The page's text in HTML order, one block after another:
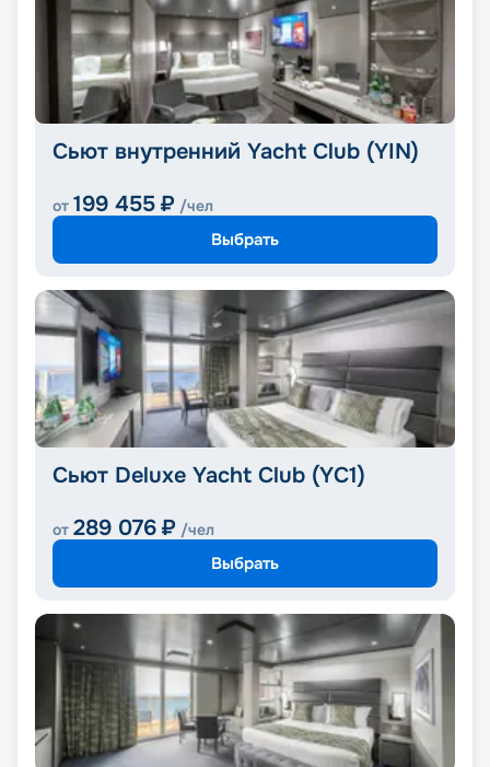
Сьют внутренний Yacht Club (YIN)
от 199 455 ₽ /чел
Выбрать
Сьют Deluxe Yacht Club (YC1)
от 289 076 ₽ /чел
Выбрать